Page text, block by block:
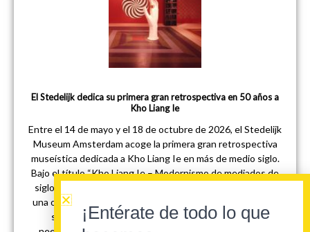
El Stedelijk dedica su primera gran retrospectiva en 50 años a
Kho Liang Ie
Entre el 14 de mayo y el 18 de octubre de 2026, el Stedelijk
Museum Amsterdam acoge la primera gran retrospectiva
museística dedicada a Kho Liang Ie en más de medio siglo.
Bajo el título “Kho Liang Ie – Modernismo de mediados de
siglo”, la exposición propone un recorrido exhaustivo por
una obra que, entre los años cincuenta y mediados de los
setenta, ocupó una posición central en el diseño
¡Entérate de todo lo que